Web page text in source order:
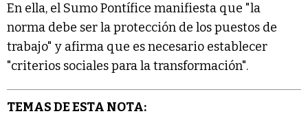
En ella, el Sumo Pontífice manifiesta que "la
norma debe ser la protección de los puestos de
trabajo" y afirma que es necesario establecer
"criterios sociales para la transformación".
TEMAS DE ESTA NOTA: